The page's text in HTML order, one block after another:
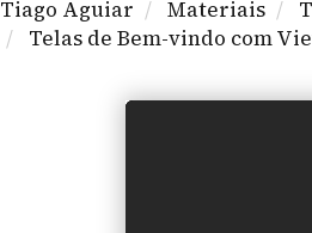
Tiago Aguiar Materiais
Telas de Bem-vindo com